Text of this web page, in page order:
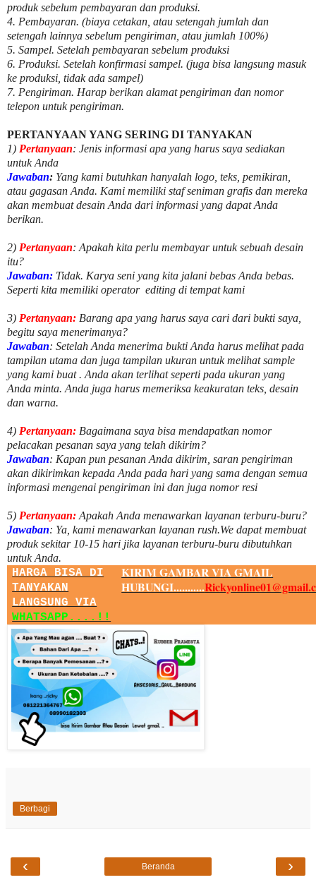
produk sebelum pembayaran dan produksi.
4. Pembayaran. (biaya cetakan, atau setengah jumlah dan
setengah lainnya sebelum pengiriman, atau jumlah 100%)
5. Sampel. Setelah pembayaran sebelum produksi
6. Produksi. Setelah konfirmasi sampel. (juga bisa langsung masuk
ke produksi, tidak ada sampel)
7. Pengiriman. Harap berikan alamat pengiriman dan nomor
telepon untuk pengiriman.
PERTANYAAN YANG SERING DI TANYAKAN
1) Pertanyaan: Jenis informasi apa yang harus saya sediakan
untuk Anda
Jawaban: Yang kami butuhkan hanyalah logo, teks, pemikiran,
atau gagasan Anda. Kami memiliki staf seniman grafis dan mereka
akan membuat desain Anda dari informasi yang dapat Anda
berikan.
2) Pertanyaan: Apakah kita perlu membayar untuksebuah desain
itu?
Jawaban: Tidak. Karya seni yang kita jalani bebas Anda bebas.
Seperti kita memiliki operator editing di tempat kami
3) Pertanyaan: Barang apa yang harus saya cari dari bukti saya,
begitu saya menerimanya?
Jawaban: Setelah Anda menerima bukti Anda harus melihat pada
tampilan utama dan juga tampilan ukuran untuk melihatsample
yang kami buat . Anda akan terlihat seperti pada ukuran yang
Anda minta. Anda juga harus memeriksa keakuratan teks, desain
dan warna.
4) Pertanyaan: Bagaimana saya bisa mendapatkan nomor
pelacakan pesanan saya yang telah dikirim?
Jawaban: Kapan pun pesanan Anda dikirim, saran pengiriman
akan dikirimkan kepada Anda pada hari yang sama dengan semua
informasi mengenai pengiriman ini dan juga nomorresi
5) Pertanyaan: Apakah Anda menawarkan layanan terburu-buru?
Jawaban: Ya, kami menawarkan layanan rush.We dapat membuat
produk sekitar 10-15 hari jika layanan terburu-buru dibutuhkan
untuk Anda.
HARGA BISA DI
TANYAKAN
LANGSUNG VIA
WHATSAPP....!!
KIRIM GAMBAR VIA GMAIL
HUBUNGI...........
Berbagi
‹ ›
Beranda